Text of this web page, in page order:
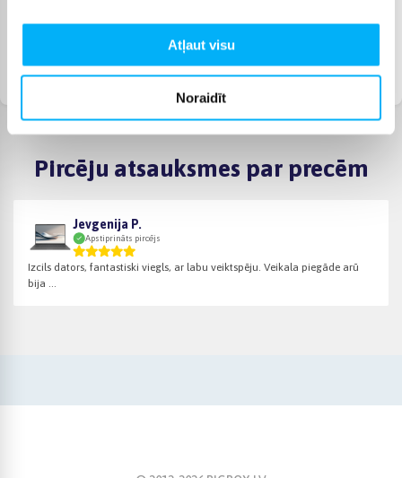
Atļaut visu
Noraidīt
Skeneri
Dokumentu
Monitoru turētāji
Pircēju atsauksmes par precēm
Jevgenija P.
Apstiprināts pircējs
Izcils dators, fantastiski viegls, ar labu veiktspēju. Veikala piegāde arū
bija ...